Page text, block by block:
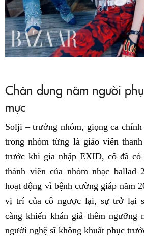
Chân dung năm người
mực
Solji – trưởng nhóm, giọng ca
trong nhóm từng là giáo viên
trước khi gia nhập EXID, cô đã có
thành viên của nhóm nhạc ballad
hoạt động vì bệnh cường giáp năm
vị trí của cô ngược lại, sự trở lại
càng khiến khán giả thêm ngưỡng
người nghệ sĩ không khuất phục